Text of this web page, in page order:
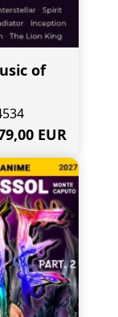
of
EUR